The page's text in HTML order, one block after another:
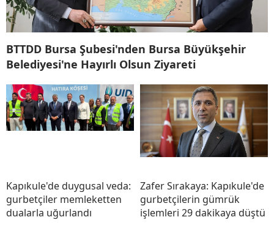
BTTDD Bursa Şubesi'nden Bursa Büyükşehir
Belediyesi'ne Hayırlı Olsun Ziyareti
Kapıkule'de duygusal veda:
gurbetçiler memleketten
dualarla uğurlandı
Zafer Sırakaya: Kapıkule'de
gurbetçilerin gümrük
işlemleri 29 dakikaya düştü